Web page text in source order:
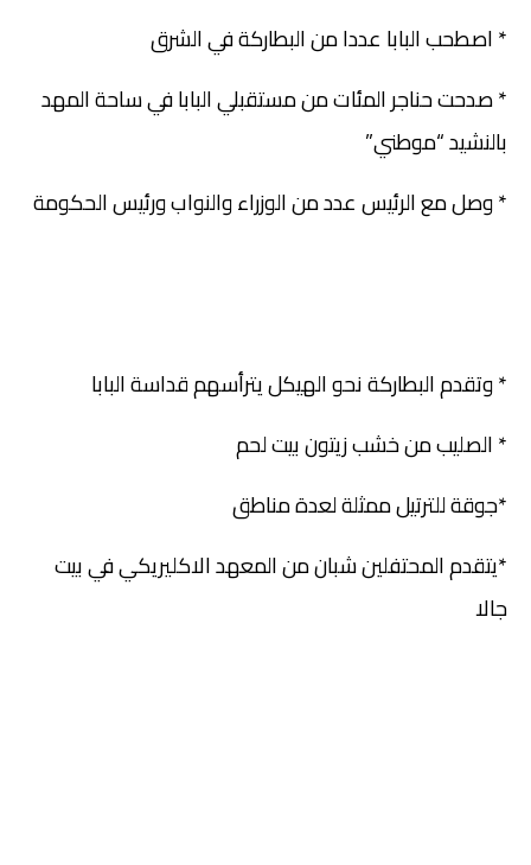
* اصطحب البابا عددا من البطاركة في الشرق
* صدحت حناجر المئات من مستقبلي البابا في ساحة المهد
بالنشيد “موطني”
* وصل مع الرئيس عدد من الوزراء والنواب ورئيس الحكومة
* وتقدم البطاركة نحو الهيكل يترأسهم قداسة البابا
* الصليب من خشب زيتون بيت لحم
*جوقة للترتيل ممثلة لعدة مناطق
*يتقدم المحتفلين شبان من المعهد الاكليريكي في بيت
جالا